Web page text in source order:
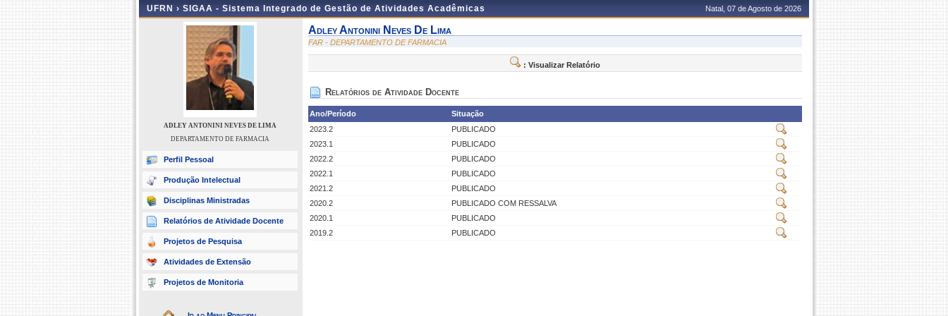
UFRN › SIGAA - Sistema Integrado de Gestão de Atividades Acadêmicas Natal, 07 de Agosto de 2026
ADLEY ANTONINI NEVES DE LIMA
DEPARTAMENTO DE FARMACIA
Perfil Pessoal
Produção Intelectual
Disciplinas Ministradas
Relatórios de Atividade Docente
Projetos de Pesquisa
Atividades de Extensão
Projetos de Monitoria
Adley Antonini Neves De Lima
FAR - DEPARTAMENTO DE FARMACIA
: Visualizar Relatório
Relatórios de Atividade Docente
Ano/Período
Situação
2023.2
PUBLICADO
2023.1
PUBLICADO
2022.2
PUBLICADO
2022.1
PUBLICADO
2021.2
PUBLICADO
2020.2
PUBLICADO COM RESSALVA
2020.1
PUBLICADO
2019.2
PUBLICADO